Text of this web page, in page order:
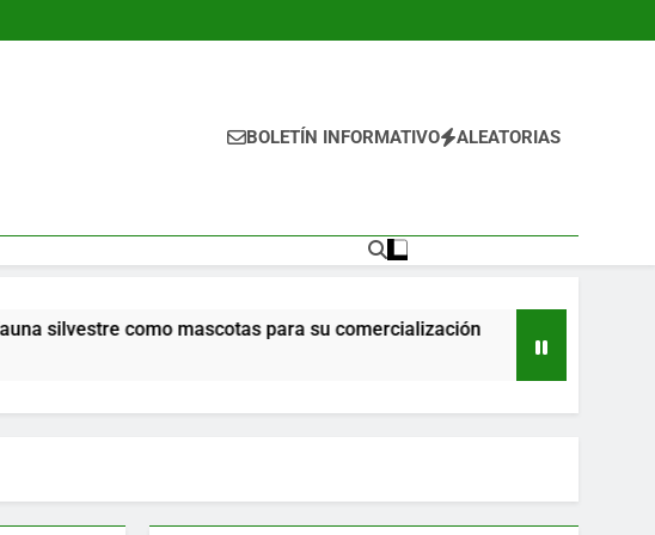
BOLETÍN INFORMATIVO ALEATORIAS
mascotas para su comercialización
15 Horas Ago